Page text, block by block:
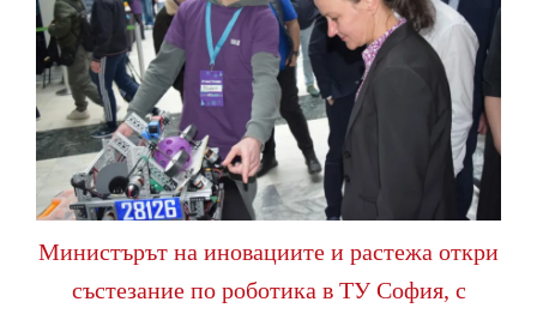
Министърът на иновациите и растежа откри
състезание по роботика в ТУ София, с